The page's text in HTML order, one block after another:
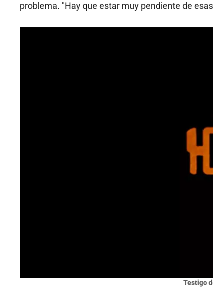
problema. "Hay que estar muy pendiente de
Testigo